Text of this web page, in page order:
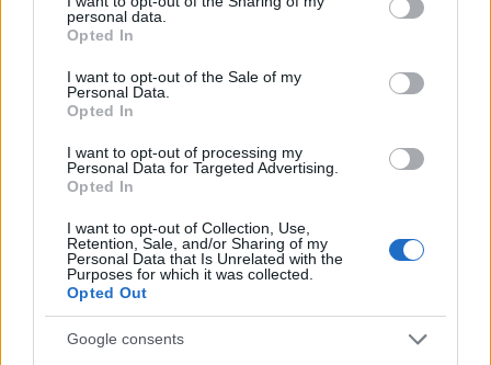
grant or deny consent to Google and its third-party tags to
use your data for below specified purposes in below Google
consent section.
personal data.
Opted In
I want to opt-out of the Sale of my
Personal Data.
Opted In
I want to opt-out of processing my
Personal Data for Targeted Advertising.
Opted In
I want to opt-out of Collection, Use,
Retention, Sale, and/or Sharing of my
Personal Data that Is Unrelated with the
Purposes for which it was collected.
Opted Out
Google consents